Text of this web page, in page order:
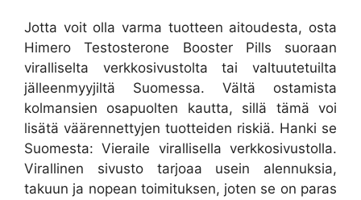
Jotta voit olla varma tuotteen aitoudesta, osta
Himero Testosterone Booster Pills suoraan
viralliselta verkkosivustolta tai valtuutetuilta
jälleenmyyjiltä Suomessa. Vältä ostamista
kolmansien osapuolten kautta, sillä tämä voi
lisätä väärennettyjen tuotteiden riskiä. Hanki se
Suomesta: Vieraile virallisella verkkosivustolla.
Virallinen sivusto tarjoaa usein alennuksia,
takuun ja nopean toimituksen, joten se on paras